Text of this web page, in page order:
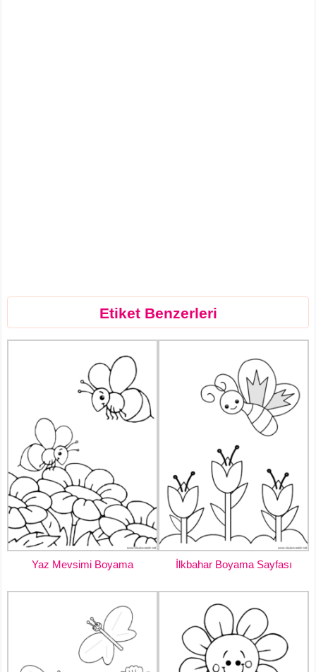
Etiket Benzerleri
Yaz Mevsimi Boyama İlkbahar Boyama Sayfası